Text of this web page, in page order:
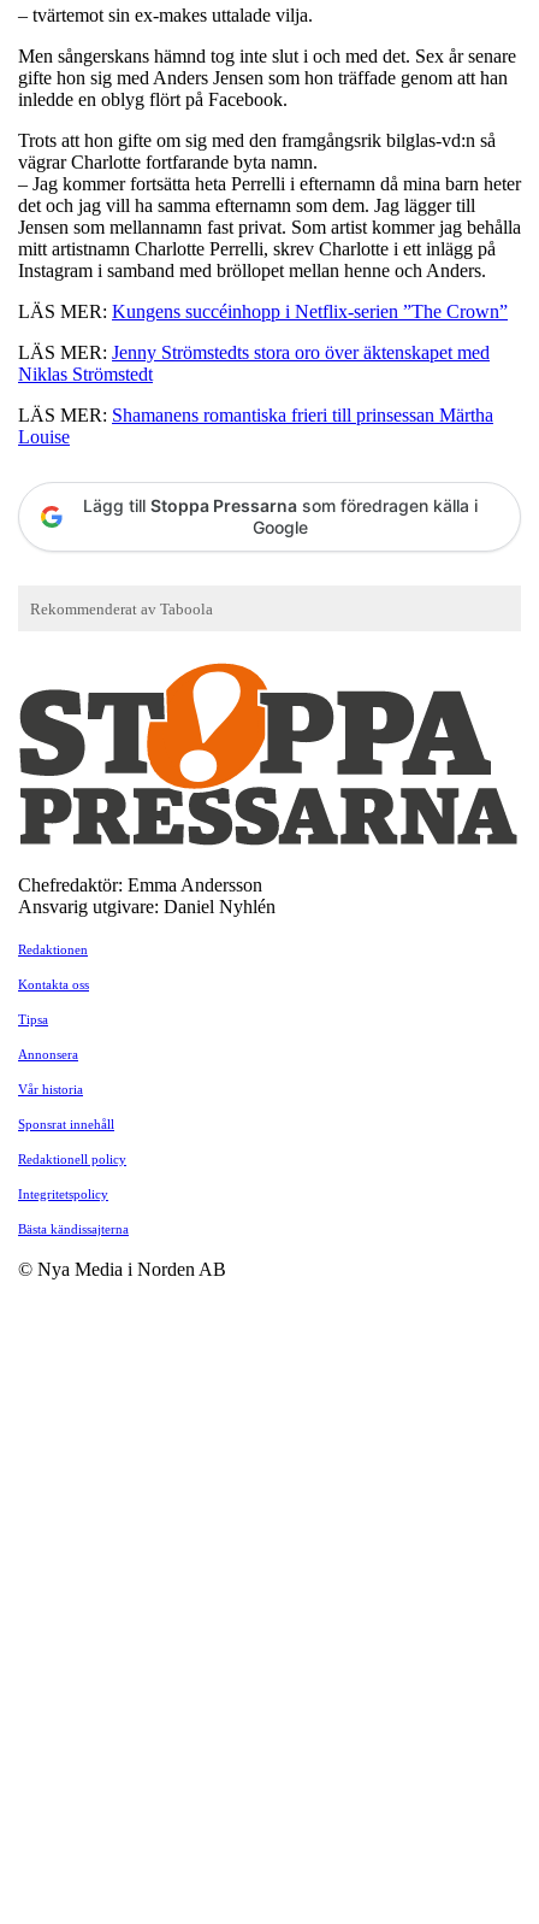
– tvärtemot sin ex-makes uttalade vilja.
Men sångerskans hämnd tog inte slut i och med det. Sex år senare
gifte hon sig med Anders Jensen som hon träffade genom att han
inledde en oblyg flört på Facebook.
Trots att hon gifte om sig med den framgångsrik bilglas-vd:n så
vägrar Charlotte fortfarande byta namn.
– Jag kommer fortsätta heta Perrelli i efternamn då mina barn heter
det och jag vill ha samma efternamn som dem. Jag lägger till
Jensen som mellannamn fast privat. Som artist kommer jag behålla
mitt artistnamn Charlotte Perrelli, skrev Charlotte i ett inlägg på
Instagram i samband med bröllopet mellan henne och Anders.
LÄS MER: Kungens succéinhopp i Netflix-serien ”The Crown”
LÄS MER: Jenny Strömstedts stora oro över äktenskapet med
Niklas Strömstedt
LÄS MER: Shamanens romantiska frieri till prinsessan Märtha
Louise
Lägg till Stoppa Pressarna som föredragen källa i
Google
Chefredaktör: Emma Andersson
Ansvarig utgivare: Daniel Nyhlén
Redaktionen
Kontakta oss
Tipsa
Annonsera
Vår historia
Sponsrat innehåll
Redaktionell policy
Integritetspolicy
Bästa kändissajterna
© Nya Media i Norden AB